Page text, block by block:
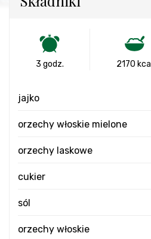
3 godz. 2170 kcal
jajko
orzechy włoskie mielone
orzechy laskowe
cukier
sól
orzechy włoskie